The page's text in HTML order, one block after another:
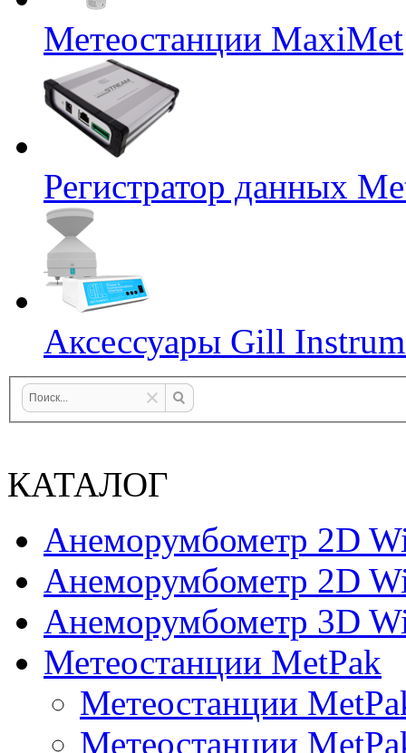
Метеостанции MaxiMet
Регистратор данных
Аксессуары Gill
КАТАЛОГ
Анеморумбометр 2D
Анеморумбометр 2D
Анеморумбометр 3D
Метеостанции MetPak
Метеостанции
Метеостанции